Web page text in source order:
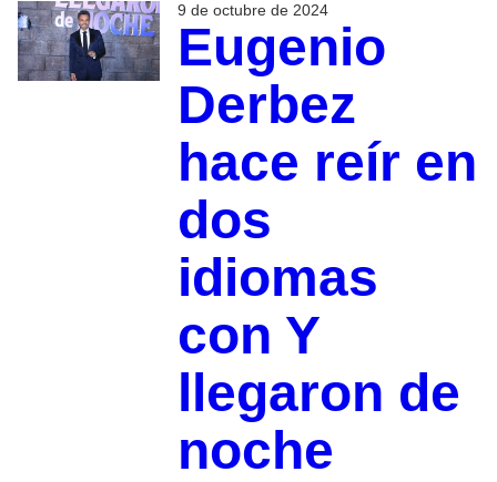
9 de octubre de 2024
Eugenio
Derbez
hace reír en
dos
idiomas
con Y
llegaron de
noche